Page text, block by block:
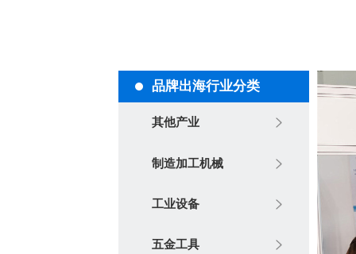
品牌出海行业分类
其他产业
制造加工机械
工业设备
五金工具